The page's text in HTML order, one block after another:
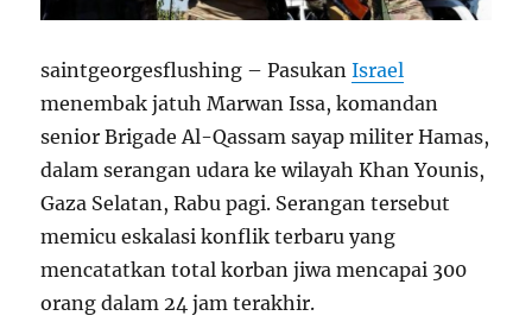
saintgeorgesflushing – PasukanIsrael
menembak jatuh Marwan Issa, komandan
senior Brigade Al-Qassam sayap militer Hamas,
dalam serangan udara ke wilayah Khan Younis,
Gaza Selatan, Rabu pagi. Serangan tersebut
memicu eskalasi konflik terbaru yang
mencatatkan total korban jiwa mencapai 300
orang dalam 24 jam terakhir.